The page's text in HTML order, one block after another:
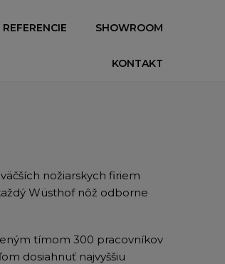
REFERENCIE SHOWROOM
KONTAKT
nožiarskych firiem
Wüsthof nôž odborne
tímom 300 pracovníkov
dosiahnuť najvyššiu